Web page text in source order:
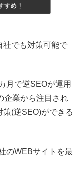
社でも対策可能で
月で逆SEOが運用
企業から注目され
(逆SEO)ができる
のWEBサイトを最